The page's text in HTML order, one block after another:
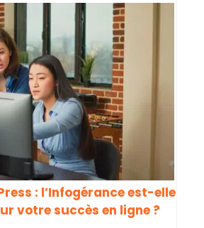
: l’Infogérance est-elle
votre succès en ligne ?